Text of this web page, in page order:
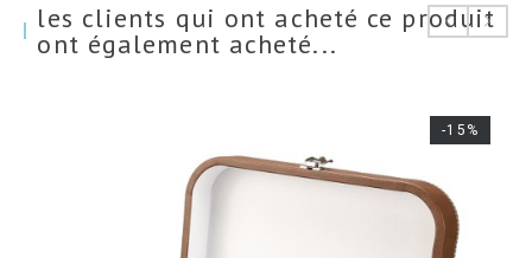
les clients qui ont acheté ce produit
ont également acheté...
-15%